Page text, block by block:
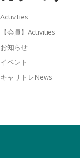
Activities
【会員】Activities
お知らせ
イベント
キャリトレNews